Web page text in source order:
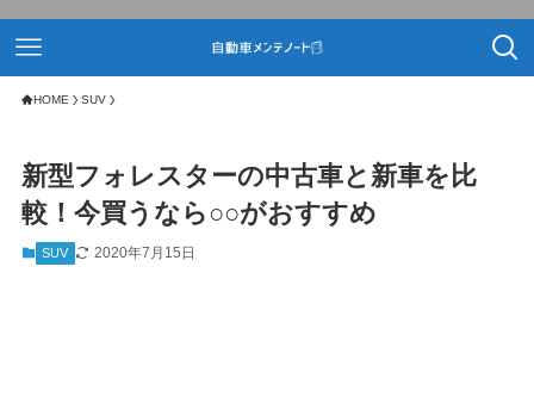
HOME SUV
新型フォレスターの中古車と新車を比
較！今買うなら○○がおすすめ
SUV 2020年7月15日